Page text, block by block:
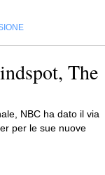
The
NBC ha dato il via
per le sue nuove